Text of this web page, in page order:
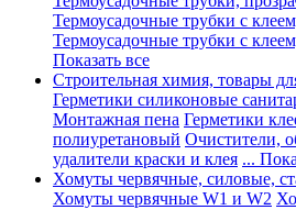
Термоусадочные трубки с
Термоусадочные трубки с
Показать все
Строительная химия, товары
Герметики силиконовые
Монтажная пена Герметики
полиуретановый Очистители,
удалители краски и клея ...
Хомуты червячные, силовые,
Хомуты червячные W1 и W2